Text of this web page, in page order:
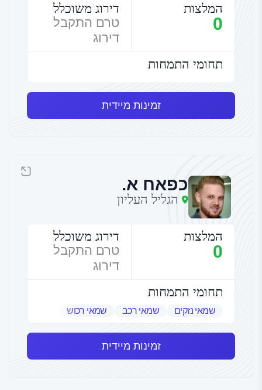
המלצות
0
דירוג משוכלל
טרם התקבל
דירוג
תחומי התמחות
זמינות מיידית
כפאח א.
הגליל העליון
המלצות
0
דירוג משוכלל
טרם התקבל
דירוג
תחומי התמחות
שמאי נזקים שמאי רכב שמאי רכוש
זמינות מיידית